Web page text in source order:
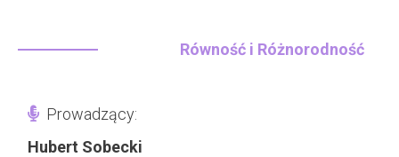
Równość i Różnorodność
Prowadzący:
Hubert Sobecki